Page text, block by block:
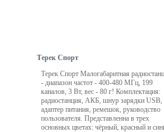
Терек Спорт
Терек Спорт Малогабаритная
- диапазон частот - 400-480 МГц, 199
каналов, 3 Вт, вес - 80 г! Комплектация:
радиостанция, АКБ, шнур зарядки USB,
адаптер питания, ремешок, руководство
пользователя. Представленна в трех
основных цветах: чёрный, красный и